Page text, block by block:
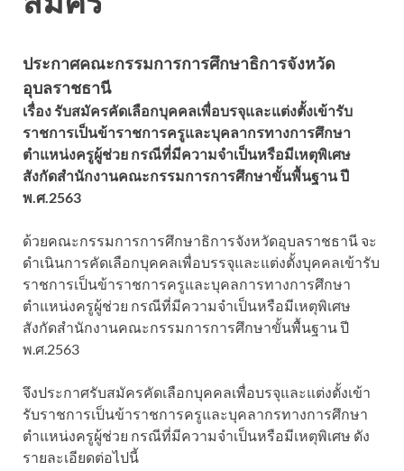
ประกาศคณะกรรมการการศึกษาธิการจังหวัด
อุบลราชธานี
เรื่อง รับสมัครคัดเลือกบุคคลเพื่อบรจุและแต่งตั้งเข้ารับ
ราชการเป็นข้าราชการครูและบุคลากรทางการศึกษา
ตำแหน่งครูผู้ช่วย กรณีที่มีความจำเป็นหรือมีเหตุพิเศษ
สังกัดสำนักงานคณะกรรมการการศึกษาขั้นพื้นฐาน ปี
พ.ศ.2563
ด้วยคณะกรรมการการศึกษาธิการจังหวัดอุบลราชธานี จะ
ดำเนินการคัดเลือกบุคคลเพื่อบรรจุและแต่งตั้งบุคคลเข้ารับ
ราชการเป็นข้าราชการครูและบุคลการทางการศึกษา
ตำแหน่งครูผู้ช่วย กรณีที่มีความจำเป็นหรือมีเหตุพิเศษ
สังกัดสำนักงานคณะกรรมการการศึกษาขั้นพื้นฐาน ปี
พ.ศ.2563
จึงประกาศรับสมัครคัดเลือกบุคคลเพื่อบรจุและแต่งตั้งเข้า
รับราชการเป็นข้าราชการครูและบุคลากรทางการศึกษา
ตำแหน่งครูผู้ช่วย กรณีที่มีความจำเป็นหรือมีเหตุพิเศษ ดัง
รายละเอียดต่อไปนี้